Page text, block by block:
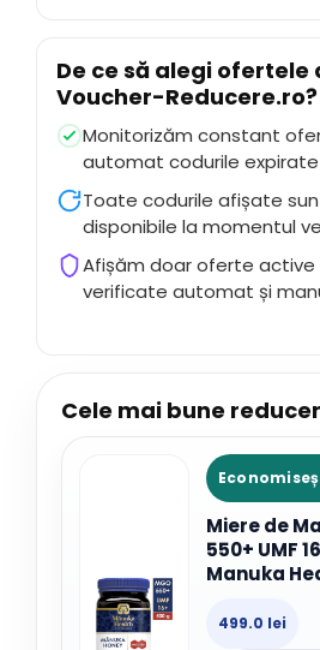
De ce să alegi ofertele
Voucher-Reducere.ro?
Monitorizăm constant
automat codurile
Toate codurile afișate
disponibile la momentul
Afișăm doar oferte active
verificate automat și
Cele mai bune
Miere de
550+ UMF
Manuka
499.0 lei